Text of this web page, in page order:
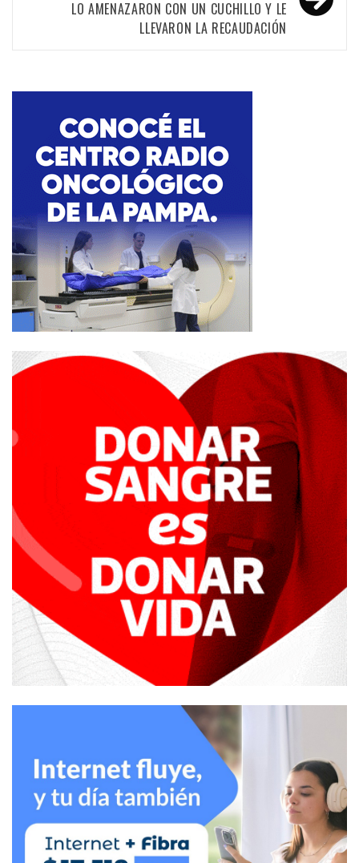
LO AMENAZARON CON UN CUCHILLO Y LE
LLEVARON LA RECAUDACIÓN